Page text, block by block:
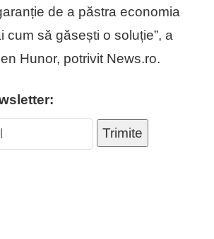
de a păstra economia
cum să găsești o soluție”, a
Hunor, potrivit News.ro.
Trimite